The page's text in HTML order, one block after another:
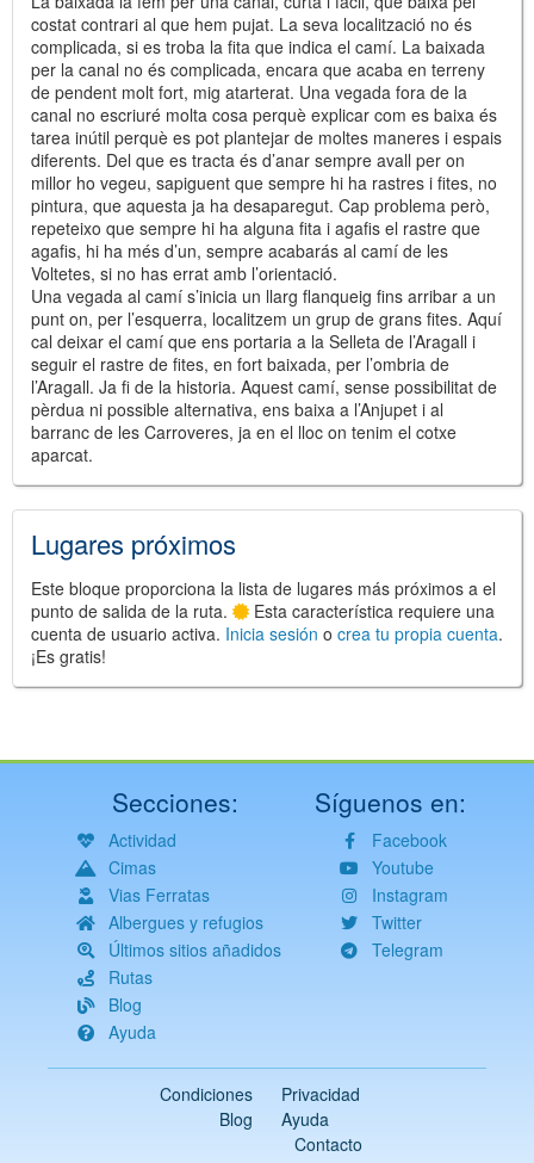
costat contrari al que hem pujat. La seva localització no és
complicada, si es troba la fita que indica el camí. La baixada
per la canal no és complicada, encara que acaba en terreny
de pendent molt fort, mig atarterat. Una vegada fora de la
canal no escriuré molta cosa perquè explicar com es baixa és
tarea inútil perquè es pot plantejar de moltes maneres i espais
diferents. Del que es tracta és d’anar sempre avall per on
millor ho vegeu, sapiguent que sempre hi ha rastres i fites, no
pintura, que aquesta ja ha desaparegut. Cap problema però,
repeteixo que sempre hi ha alguna fita i agafis el rastre que
agafis, hi ha més d’un, sempre acabarás al camí de les
Voltetes, si no has errat amb l’orientació.
Una vegada al camí s’inicia un llarg flanqueig fins arribar a un
punt on, per l’esquerra, localitzem un grup de grans fites. Aquí
cal deixar el camí que ens portaria a la Selleta de l’Aragall i
seguir el rastre de fites, en fort baixada, per l’ombria de
l’Aragall. Ja fi de la historia. Aquest camí, sense possibilitat de
pèrdua ni possible alternativa, ens baixa a l’Anjupet i al
barranc de les Carroveres, ja en el lloc on tenim el cotxe
aparcat.
Lugares próximos
Este bloque proporciona la lista de lugares más próximos a el
punto de salida de la ruta.
Esta característica requiere una
cuenta de usuario activa. Inicia sesión o crea tu propia cuenta.
¡Es gratis!
Secciones:
Actividad
Cimas
Vias Ferratas
Albergues y refugios
Últimos sitios añadidos
Rutas
Blog
Ayuda
Síguenos en:
Facebook
Youtube
Instagram
Twitter
Telegram
Condiciones
Privacidad
Blog
Ayuda
Contacto